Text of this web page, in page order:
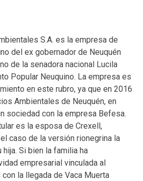
S.A. es la empresa de
del ex gobernador de Neuquén
de la senadora nacional Lucila
Popular Neuquino. La empresa es
en este rubro, ya que en 2016
Ambientales de Neuquén, en
sociedad con la empresa Befesa.
es la esposa de Crexell,
caso de la versión rionegrina la
Si bien la familia ha
empresarial vinculada al
la llegada de Vaca Muerta